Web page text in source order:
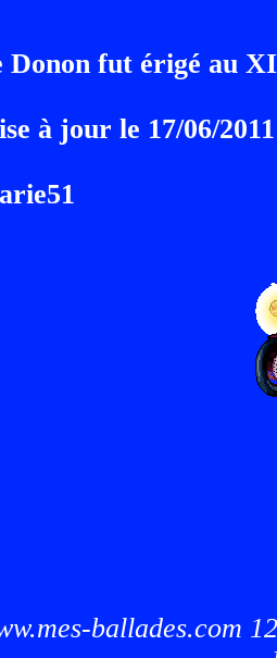
Donon fut érigé au
à jour le 17/06/2011
ballades.com